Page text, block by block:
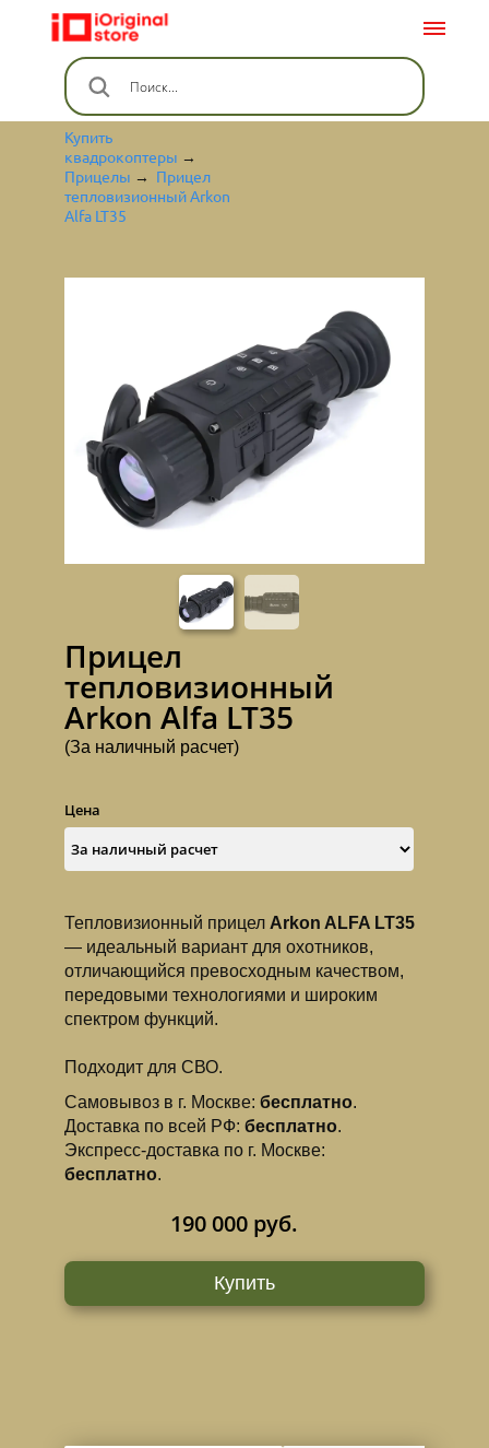
Купить
квадрокоптеры →
Прицелы → Прицел
тепловизионный Arkon
Alfa LT35
Прицел
тепловизионный
Arkon Alfa LT35
(За наличный расчет)
190 000 руб.
Купить
Цена
Тепловизионный прицел Arkon ALFA LT35
— идеальный вариант для охотников,
отличающийся превосходным качеством,
передовыми технологиями и широким
спектром функций.
Подходит для СВО.
Самовывоз в г. Москве: бесплатно.
Доставка по всей РФ: бесплатно.
Экспресс-доставка по г. Москве:
бесплатно.